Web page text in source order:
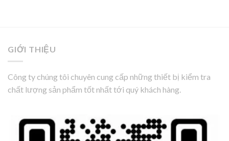
GIỚI THIỆU
Công ty chúng tôi chuyên cung cấp những thiết bị kiểm tra
chất lượng sản phẩm tốt nhất tới quý khách hàng.